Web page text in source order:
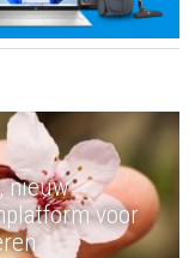
nieuw
voor